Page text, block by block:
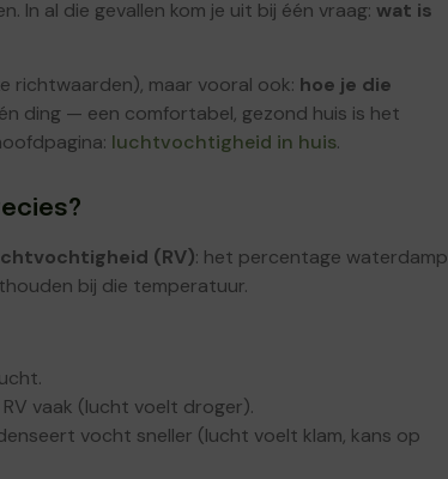
In al die gevallen kom je uit bij één vraag: wat is
richtwaarden), maar vooral ook: hoe je die
ding — een comfortabel, gezond huis is het
luchtvochtigheid in huis.
(RV): het percentage waterdamp
bij die temperatuur.
vaak (lucht voelt droger).
vocht sneller (lucht voelt klam, kans op